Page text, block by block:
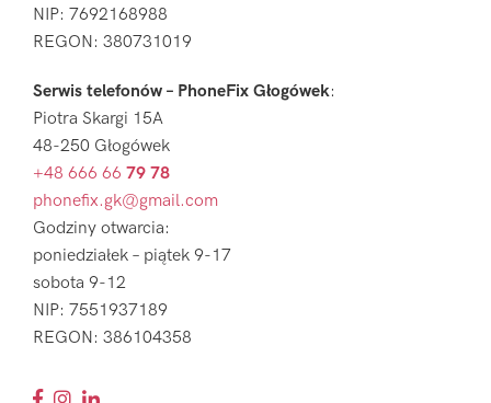
NIP: 7692168988
REGON: 380731019
Serwis telefonów – PhoneFix Głogówek:
Piotra Skargi 15A
48-250 Głogówek
+48 666 66 79 78
phonefix.gk@gmail.com
Godziny otwarcia:
poniedziałek – piątek 9-17
sobota 9-12
NIP: 7551937189
REGON: 386104358